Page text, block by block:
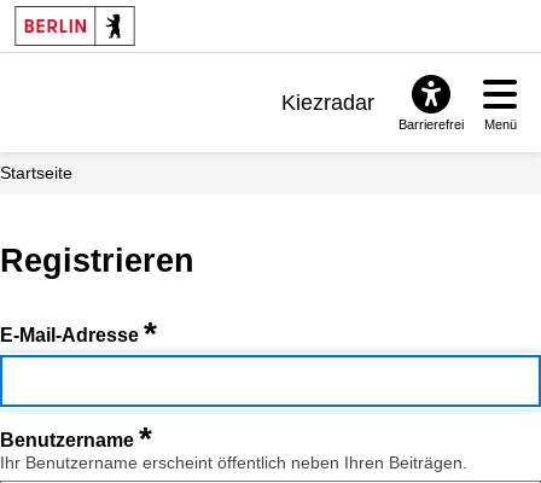
Kiezradar
Barrierefrei Menü
Startseite
Registrieren
E-Mail-Adresse *
Benutzername *
Ihr Benutzername erscheint öffentlich neben Ihren Beiträgen.